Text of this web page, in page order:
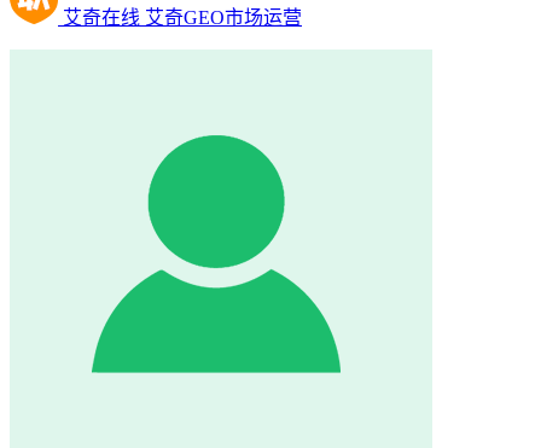
艾奇在线 艾奇GEO市场运营